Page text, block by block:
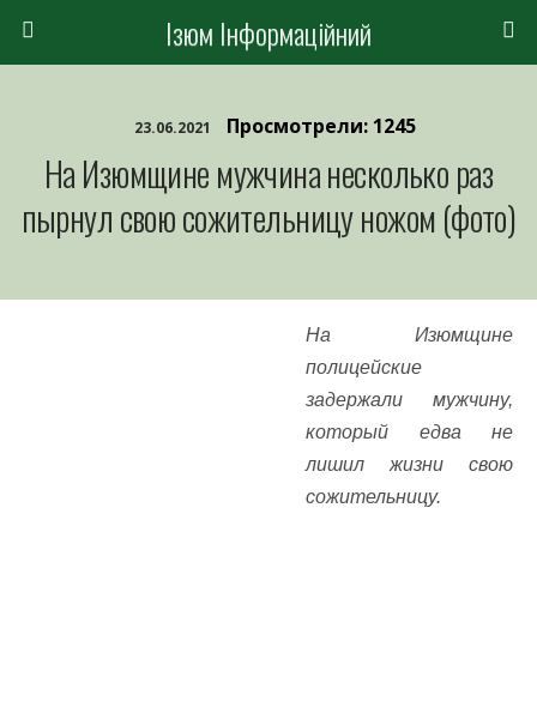
Ізюм Інформаційний
23.06.2021 Просмотрели: 1245
На Изюмщине мужчина несколько раз
пырнул свою сожительницу ножом (фото)
На Изюмщине
полицейские
задержали мужчину,
который едва не
лишил жизни свою
сожительницу.